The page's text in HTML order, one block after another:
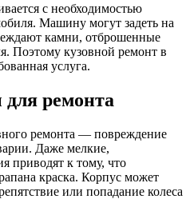
с необходимостью
Машину могут задеть на
камни, отброшенные
Поэтому кузовной ремонт в
услуга.
ремонта
ремонта — повреждение
Даже мелкие,
приводят к тому, что
краска. Корпус может
или попадание колеса